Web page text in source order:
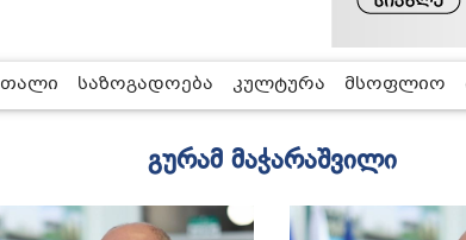
საზოგადოება კულტურა მსოფლიო
გურამ მაჭარაშვილი